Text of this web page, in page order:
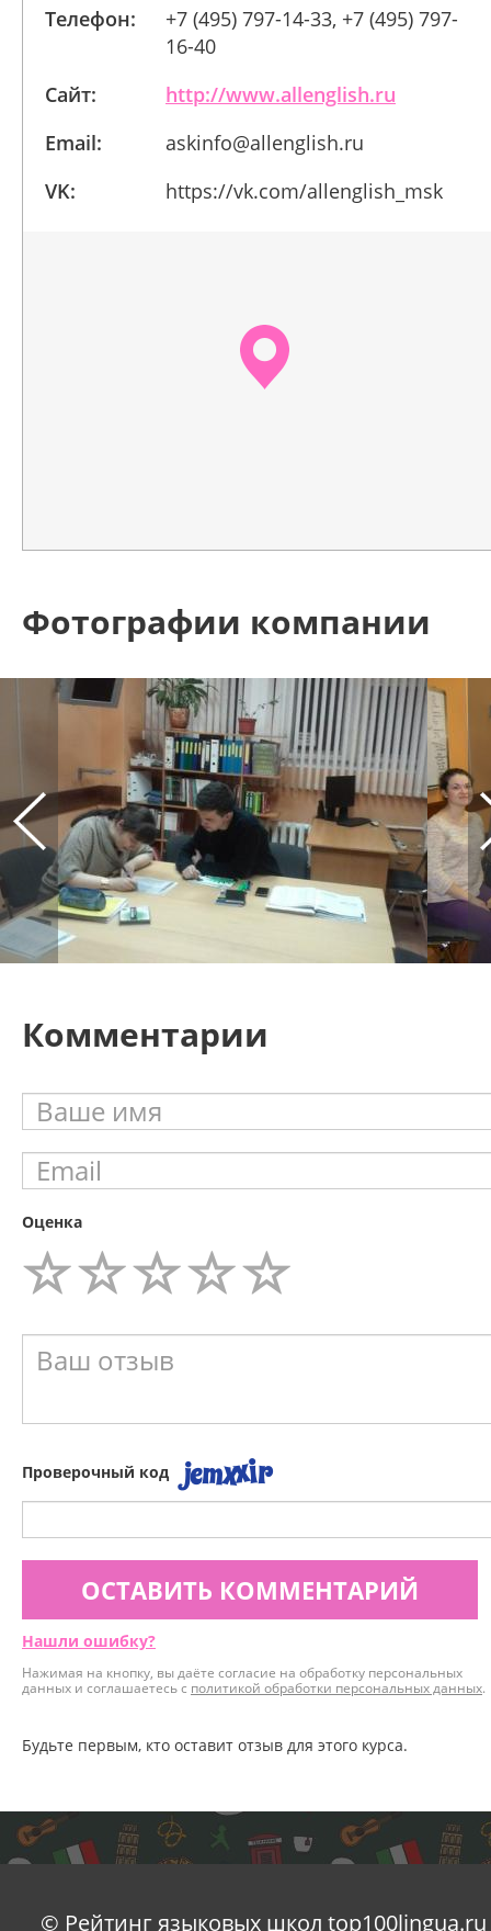
Телефон:
+7 (495) 797-14-33, +7 (495) 797-
16-40
Сайт:
http://www.allenglish.ru
Email:
askinfo@allenglish.ru
VK:
https://vk.com/allenglish_msk
Фотографии компании
Комментарии
Оценка
Проверочный код
ОСТАВИТЬ КОММЕНТАРИЙ
Нашли ошибку?
Нажимая на кнопку, вы даёте согласие на обработку персональных
данных и соглашаетесь с политикой обработки персональных данных.
Будьте первым, кто оставит отзыв для этого курса.
© Рейтинг языковых школ top100lingua.ru